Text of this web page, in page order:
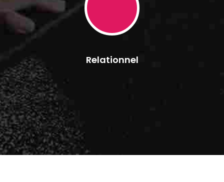
Relationnel